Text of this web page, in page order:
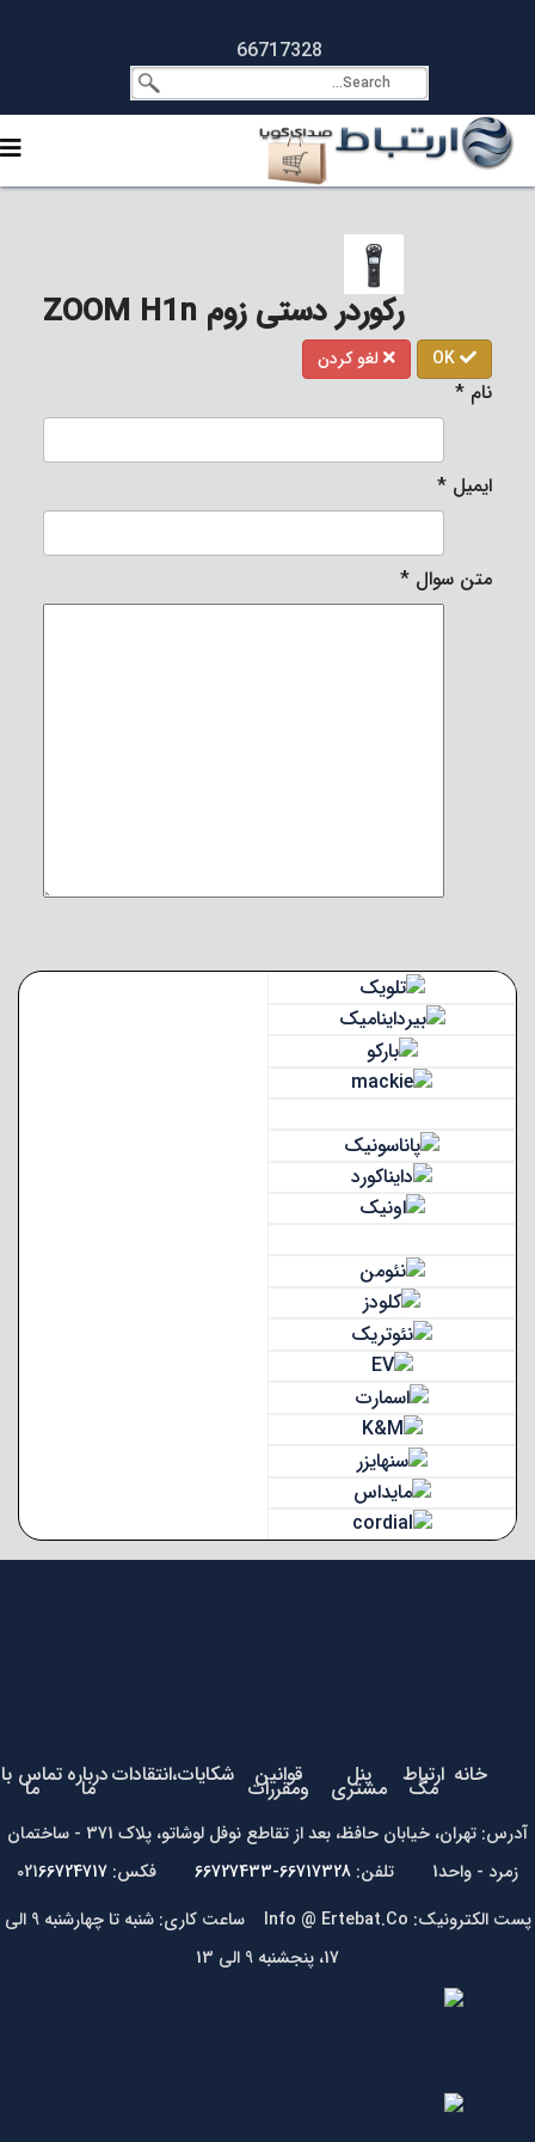
66717328
رکوردر دستی زوم ZOOM H1n
OK لغو کردن
نام *
ایمیل *
متن سوال *
خانه ارتباط
مگ پنل
مشتری قوانین
ومقررات شکایات،انتقاداتدرباره
ما تماس با
ما
آدرس: تهران، خیابان حافظ، بعد از تقاطع نوفل لوشاتو، پلاک 371 - ساختمان
زمرد - واحد1 تلفن:
66717328-66727433 فکس: 021 66724717
پست الکترونیک: Info @ Ertebat.Co ساعت کاری: شنبه تا چهارشنبه 9 الی
17، پنجشنبه 9 الی 13